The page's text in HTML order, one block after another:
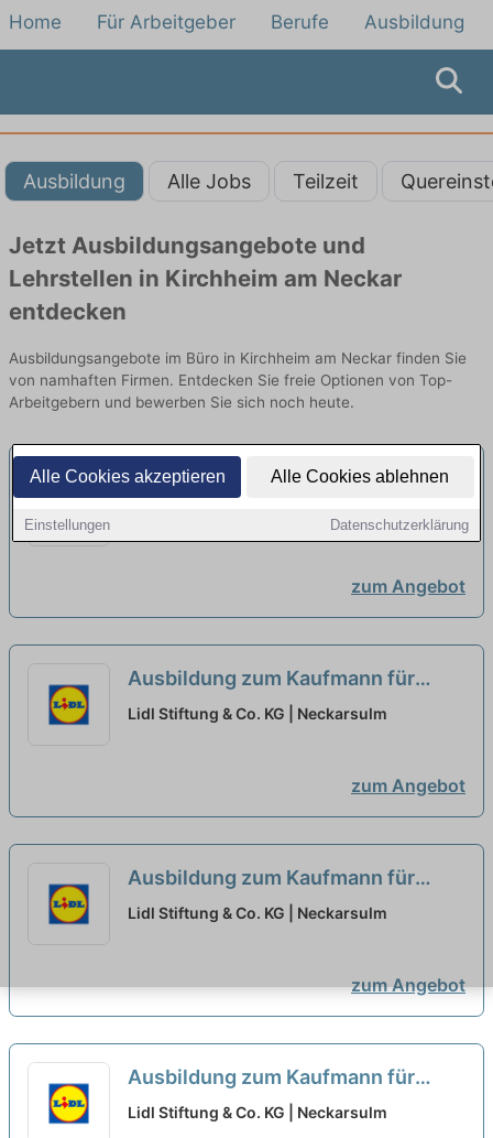
Alle Cookies akzeptieren Alle Cookies ablehnen
Einstellungen Datenschutzerklärung
Home Für Arbeitgeber Berufe Ausbildung
Ausbildung Alle Jobs Teilzeit
Jetzt Ausbildungsangebote und
Lehrstellen in Kirchheim am Neckar
entdecken
Ausbildungsangebote im Büro in Kirchheim am Neckar finden Sie
von namhaften Firmen. Entdecken Sie freie Optionen von Top-
Arbeitgebern und bewerben Sie sich noch heute.
Ausbildung zum Kaufmann für
Einkauf 2027 (m/w/d) neu
Lidl Stiftung & Co. KG | Neckarsulm
zum Angebot
Ausbildung zum Kaufmann für
Büromanagement - Schwerpunkt
Lidl Stiftung & Co. KG | Neckarsulm
zum Angebot
Ausbildung zum Kaufmann für
Büromanagement - Schwerpunkt
Lidl Stiftung & Co. KG | Neckarsulm
zum Angebot
Ausbildung zum Kaufmann für
Büromanagement - Schwerpunkt
Lidl Stiftung & Co. KG | Neckarsulm